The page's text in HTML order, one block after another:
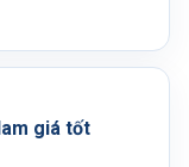
giá tốt